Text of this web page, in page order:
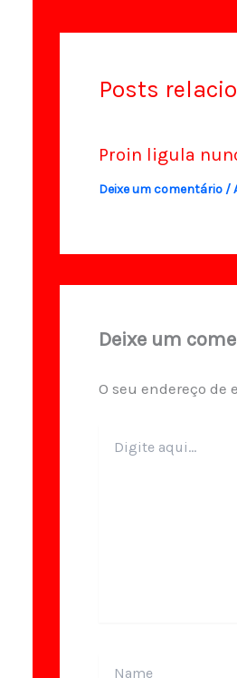
Posts
Proin ligula
Deixe um comentário /
Deixe um
O seu endereço
aqui...